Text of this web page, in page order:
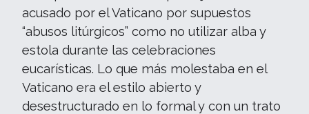
acusado por el Vaticano por supuestos
“abusos litúrgicos” como no utilizar alba y
estola durante las celebraciones
eucarísticas. Lo que más molestaba en el
Vaticano era el estilo abierto y
desestructurado en lo formal y con un trato